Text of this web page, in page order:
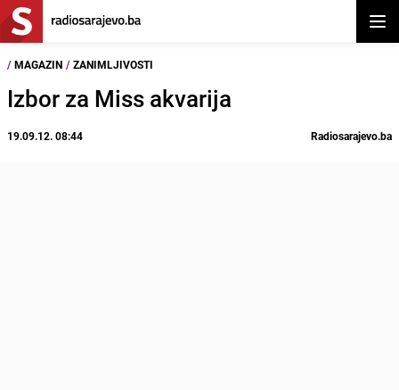
/ MAGAZIN / ZANIMLJIVOSTI
Izbor za Miss akvarija
19.09.12. 08:44 Radiosarajevo.ba